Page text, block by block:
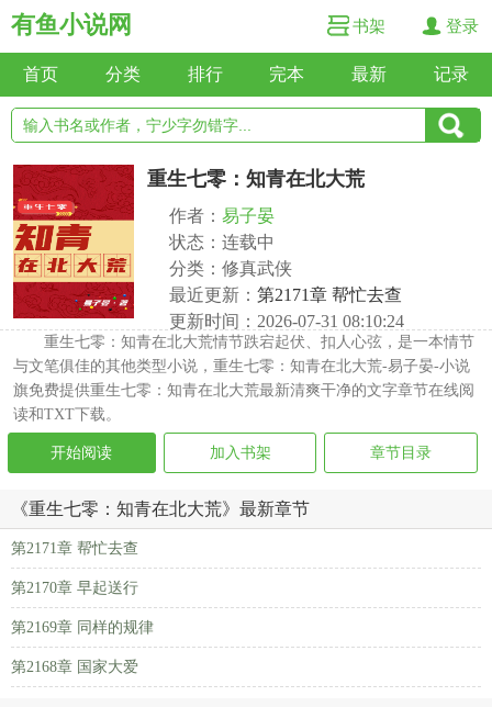
有鱼小说网 书架 登录
首页 分类 排行 完本 最新 记录
重生七零：知青在北大荒
作者： 易子晏
状态：连载中
分类：修真武侠
最近更新： 第2171章 帮忙去查
更新时间：2026-07-31 08:10:24
重生七零：知青在北大荒情节跌宕起伏、扣人心弦，是一本情节
与文笔俱佳的其他类型小说，重生七零：知青在北大荒-易子晏-小说
旗免费提供重生七零：知青在北大荒最新清爽干净的文字章节在线阅
读和TXT下载。
开始阅读 加入书架 章节目录
《重生七零：知青在北大荒》最新章节
第2171章 帮忙去查
第2170章 早起送行
第2169章 同样的规律
第2168章 国家大爱